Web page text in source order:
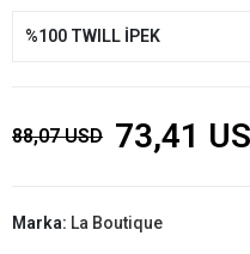
%100 TWILL İPEK
88,07 USD 73,41
Marka: La Boutique